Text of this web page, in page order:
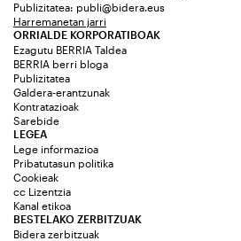
Publizitatea: publi@bidera.eus
Harremanetan jarri
ORRIALDE KORPORATIBOAK
Ezagutu BERRIA Taldea
BERRIA berri bloga
Publizitatea
Galdera-erantzunak
Kontratazioak
Sarebide
LEGEA
Lege informazioa
Pribatutasun politika
Cookieak
cc Lizentzia
Kanal etikoa
BESTELAKO ZERBITZUAK
Bidera zerbitzuak